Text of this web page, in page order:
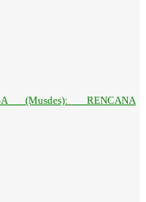
(Musdes): RENCANA